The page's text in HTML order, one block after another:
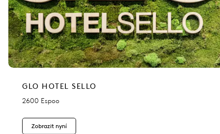
GLO HOTEL SELLO
2600 Espoo
Zobrazit nyní